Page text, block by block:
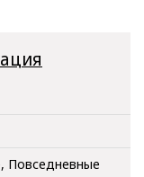
Повседневные